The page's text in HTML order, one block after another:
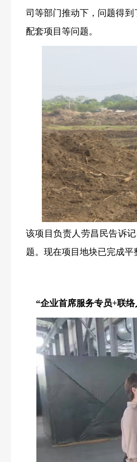
司等部门推动下，问题得
配套项目等问题。
该项目负责人劳昌民告诉
题。现在项目地块已完成平
“企业首席服务专员+联络